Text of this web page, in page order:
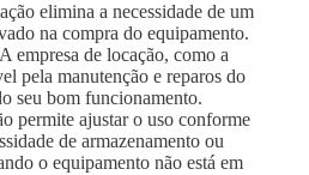
elimina a necessidade de um
na compra do equipamento.
empresa de locação, como a
pela manutenção e reparos do
seu bom funcionamento.
permite ajustar o uso conforme
de armazenamento ou
o equipamento não está em